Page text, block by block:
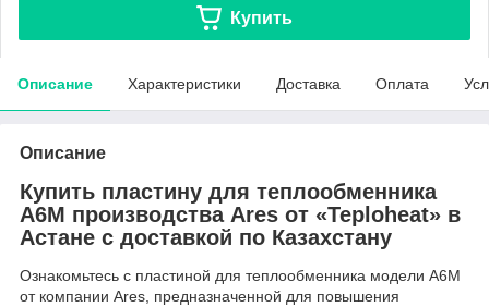
Купить
Описание Характеристики Доставка Оплата
Описание
Купить пластину для теплообменника
А6М производства Ares от «Teploheat» в
Астане с доставкой по Казахстану
Ознакомьтесь с пластиной для теплообменника модели А6М
от компании Ares, предназначенной для повышения